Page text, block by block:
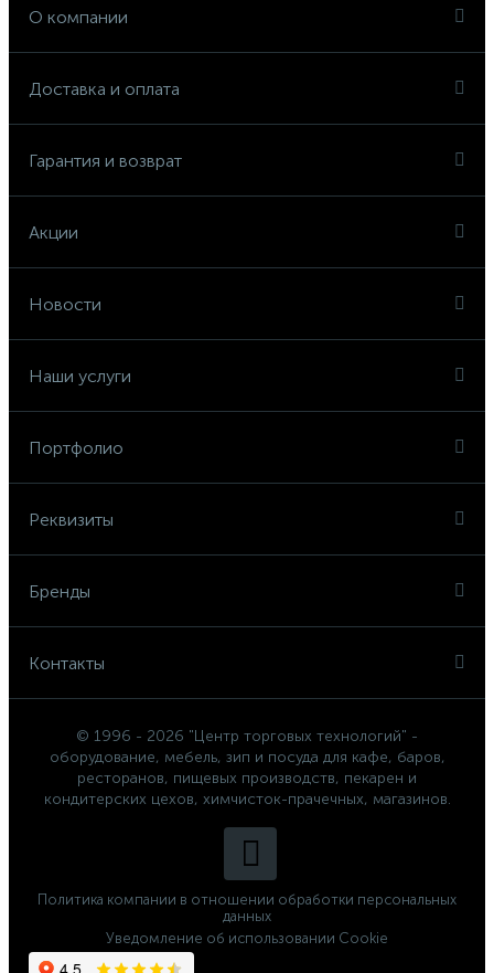
О компании
Доставка и оплата
Гарантия и возврат
Акции
Новости
Наши услуги
Портфолио
Реквизиты
Бренды
Контакты
© 1996 - 2026 "Центр торговых технологий" -
оборудование, мебель, зип и посуда для кафе, баров,
ресторанов, пищевых производств, пекарен и
кондитерских цехов, химчисток-прачечных, магазинов.
Политика компании в отношении обработки персональных
данных
Уведомление об использовании Cookie